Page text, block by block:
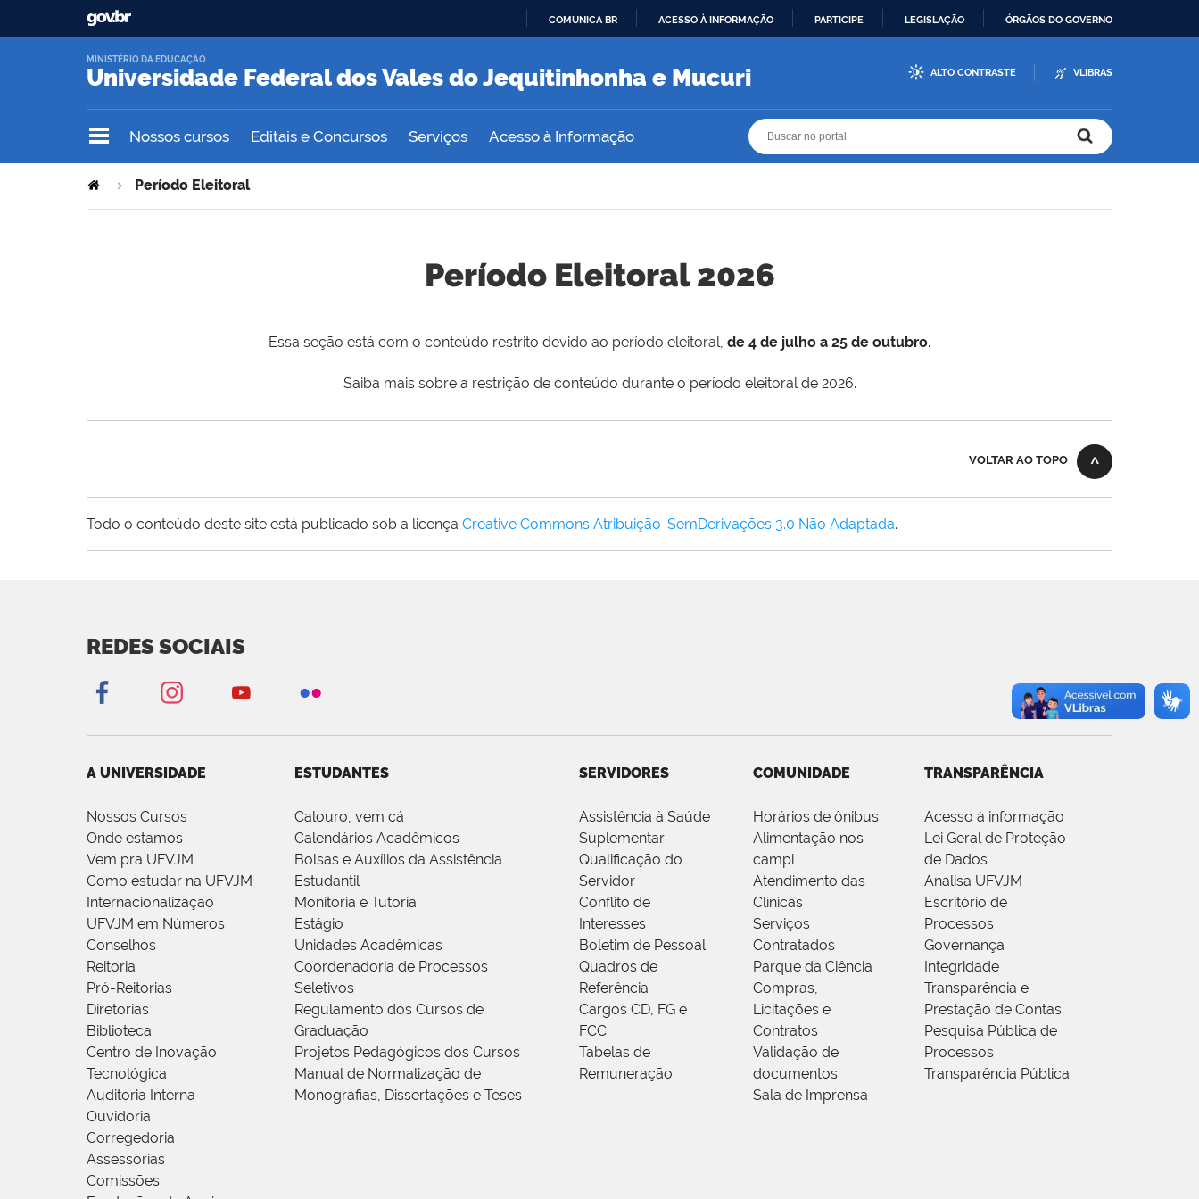
O
COMUNICA BR ACESSO À INFORMAÇÃO PARTICIPE LEGISLAÇÃO ÓRGÃOS DO GOVERNO
Universidade Federal dos Vales do Jequitinhonha e Mucuri
MINISTÉRIO DA EDUCAÇÃO
ALTO CONTRASTE VLIBRAS
Nossos cursos Editais e Concursos Serviços Acesso à Informação
Período Eleitoral
Período Eleitoral 2026
Essa seção está com o conteúdo restrito devido ao período eleitoral, de 4 de julho a 25 de outubro.
Saiba mais sobre a restrição de conteúdo durante o período eleitoral de 2026.
VOLTAR AO TOPO
Todo o conteúdo deste site está publicado sob a licença Creative Commons Atribuição-SemDerivações 3.0 Não Adaptada.
REDES SOCIAIS
A UNIVERSIDADE
Nossos Cursos
Onde estamos
Vem pra UFVJM
Como estudar na UFVJM
Internacionalização
UFVJM em Números
Conselhos
Reitoria
Pró-Reitorias
Diretorias
Biblioteca
Centro de Inovação
Tecnológica
Auditoria Interna
Ouvidoria
Corregedoria
Assessorias
Comissões
ESTUDANTES
Calouro, vem cá
Calendários Acadêmicos
Bolsas e Auxílios da Assistência
Estudantil
Monitoria e Tutoria
Estágio
Unidades Acadêmicas
Coordenadoria de Processos
Seletivos
Regulamento dos Cursos de
Graduação
Projetos Pedagógicos dos Cursos
Manual de Normalização de
Monografias, Dissertações e Teses
SERVIDORES
Assistência à Saúde
Suplementar
Qualificação do
Servidor
Conflito de
Interesses
Boletim de Pessoal
Quadros de
Referência
Cargos CD, FG e
FCC
Tabelas de
Remuneração
COMUNIDADE
Horários de ônibus
Alimentação nos
campi
Atendimento das
Clínicas
Serviços
Contratados
Parque da Ciência
Compras,
Licitações e
Contratos
Validação de
documentos
Sala de Imprensa
TRANSPARÊNCIA
Acesso à informação
Lei Geral de Proteção
de Dados
Analisa UFVJM
Escritório de
Processos
Governança
Integridade
Transparência e
Prestação de Contas
Pesquisa Pública de
Processos
Transparência Pública